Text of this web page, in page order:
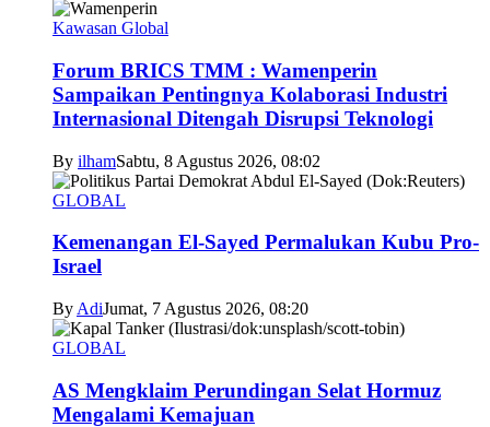
Kawasan Global
Forum BRICS TMM : Wamenperin
Sampaikan Pentingnya Kolaborasi Industri
Internasional Ditengah Disrupsi Teknologi
By ilhamSabtu, 8 Agustus 2026, 08:02
GLOBAL
Kemenangan El-Sayed Permalukan Kubu Pro-
Israel
By AdiJumat, 7 Agustus 2026, 08:20
GLOBAL
AS Mengklaim Perundingan Selat Hormuz
Mengalami Kemajuan